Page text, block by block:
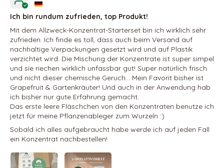
Ich bin rundum zufrieden, top Produkt!
Mit dem Allzweck-Konzentrat-Starterset bin ich wirklich sehr
zufrieden. Ich finde es toll, dass auch beim Versand auf
nachhaltige Verpackungen gesetzt wird und auf Plastik
verzichtet wird. Die Mischung der Konzentrate ist super simpel
und sie riechen wirklich unfassbar gut! Super natürlich frisch
und nicht dieser chemische Geruch… Mein Favorit bisher ist
Grapefruit & Gartenkräuter! Und auch in der Anwendung hab
ich bisher nur gute Erfahrung gemacht.
Das erste leere Fläschchen von den Konzentraten benutze ich
jetzt für meine Pflanzenableger zum Wurzeln :)
Sobald ich alles aufgebraucht habe werde ich auf jeden Fall
ein Konzentrat nachbestellen!